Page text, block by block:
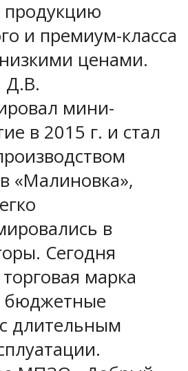
продукцию
и премиум-класса
ценами.
мини-
в 2015 г. и стал
«Малиновка»,
в
Сегодня
марка
бюджетные
длительным